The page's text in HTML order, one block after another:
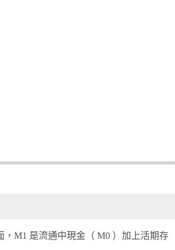
M1 是流通中現金（ M0 ）加上活期存